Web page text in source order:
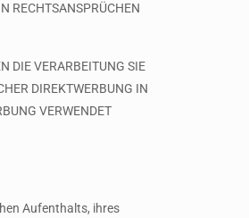
RECHTSANSPRÜCHEN
DIE VERARBEITUNG SIE
DIREKTWERBUNG IN
VERWENDET
Aufenthalts, ihres